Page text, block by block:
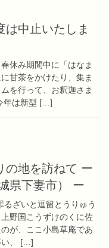
中止いたしま
休み期間中に「はなま
甘茶をかけたり、集ま
を行って、お釈迦さま
年は新型 […]
の地を訪ねて ー
県下妻市） ー
ざいと逗留とうりゅう
野国こうずけのくに佐
が、ここ小島草庵であ
い、 […]